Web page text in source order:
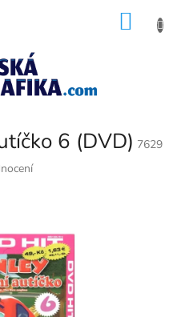
6 (DVD) 7629